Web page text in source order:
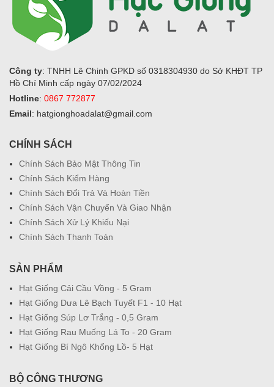
Công ty: TNHH Lê Chinh GPKD số 0318304930 do Sở KHĐT TP
Hồ Chí Minh cấp ngày 07/02/2024
Hotline: 0867 772877
Email: hatgionghoadalat@gmail.com
CHÍNH SÁCH
Chính Sách Bảo Mật Thông Tin
Chính Sách Kiểm Hàng
Chính Sách Đổi Trả Và Hoàn Tiền
Chính Sách Vận Chuyển Và Giao Nhận
Chính Sách Xử Lý Khiếu Nại
Chính Sách Thanh Toán
SẢN PHẨM
Hạt Giống Cải Cầu Vồng - 5 Gram
Hạt Giống Dưa Lê Bạch Tuyết F1 - 10 Hạt
Hạt Giống Súp Lơ Trắng - 0,5 Gram
Hạt Giống Rau Muống Lá To - 20 Gram
Hạt Giống Bí Ngô Khổng Lồ- 5 Hạt
BỘ CÔNG THƯƠNG